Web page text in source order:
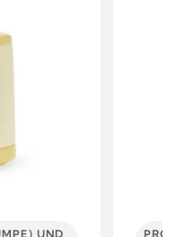
UND